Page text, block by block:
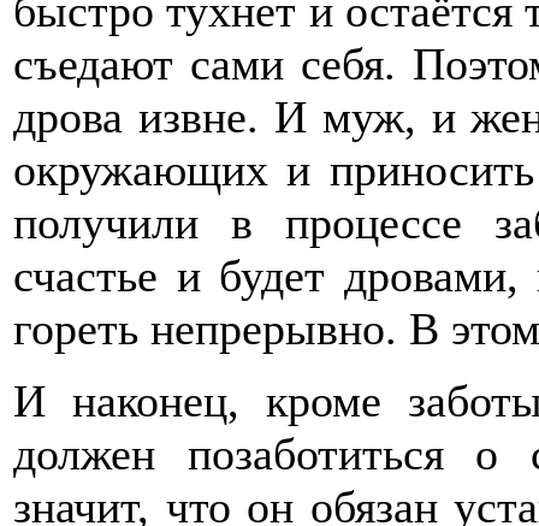
быстро тухнет и остаётся
съедают сами себя.
дрова извне. И муж, и
окружающих и
получили в процессе
счастье и будет
гореть непрерывно. В
И наконец, кроме
должен позаботиться
значит, что он обязан